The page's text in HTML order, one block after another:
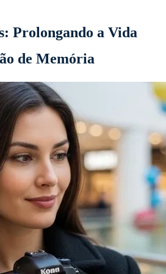
Prolongando a Vida
de Memória